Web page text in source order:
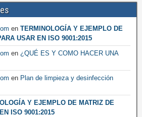
en TERMINOLOGÍA Y EJEMPLO DE
USAR EN ISO 9001:2015
en ¿QUÉ ES Y COMO HACER UNA
en Plan de limpieza y desinfección
Y EJEMPLO DE MATRIZ DE
ISO 9001:2015